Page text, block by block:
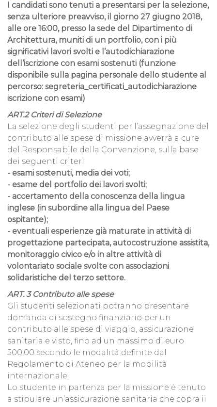
I candidati sono tenuti a presentarsi per la selezione,
senza ulteriore preavviso, il giorno 27 giugno 2018,
alle ore 16:00, presso la sede del Dipartimento di
Architettura, muniti di un portfolio, con i più
significativi lavori svolti e l’autodichiarazione
dell’iscrizione con esami sostenuti (funzione
disponibile sulla pagina personale dello studente al
percorso: segreteria_certificati_autodichiarazione
iscrizione con esami)
ART.2 Criteri di Selezione
La selezione degli studenti per l’assegnazione del
contributo alle spese di missione avverrà a cure
del Responsabile della Convenzione, sulla base
dei seguenti criteri:
- esami sostenuti, media dei voti;
- esame del portfolio dei lavori svolti;
- accertamento della conoscenza della lingua
inglese (in subordine alla lingua del Paese
ospitante);
- eventuali esperienze già maturate in attività di
progettazione partecipata, autocostruzione assistita,
monitoraggio civico e/o in altre attività di
volontariato sociale svolte con associazioni
solidaristiche del terzo settore.
ART. 3 Contributo alle spese
Gli studenti selezionati potranno presentare
domanda di sostegno finanziario per un
contributo alle spese di viaggio, assicurazione
sanitaria e visto, fino ad un massimo di euro
500,00 secondo le modalità definite dal
Regolamento di Ateneo per la mobilità
internazionale.
Lo studente in partenza per la missione é tenuto
a stipulare un’assicurazione sanitaria che copra ii